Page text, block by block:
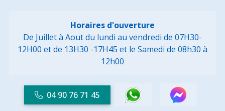
Horaires d'ouverture
De Juillet à Aout du lundi au vendredi de 07H30-
12H00 et de 13H30 -17H45 et le Samedi de 08h30 à
12h00
04 90 76 71 45